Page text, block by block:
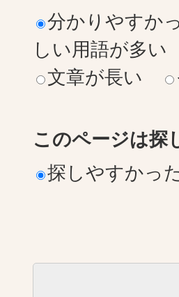
分かりやすか
しい用語が多い
文章が長い
このページは探
探しやすかっ